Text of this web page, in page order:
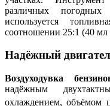
различных
используется
соотношении 25:1 (40
Надёжный
Воздуходувка
надёжным
охлаждением, объёмом